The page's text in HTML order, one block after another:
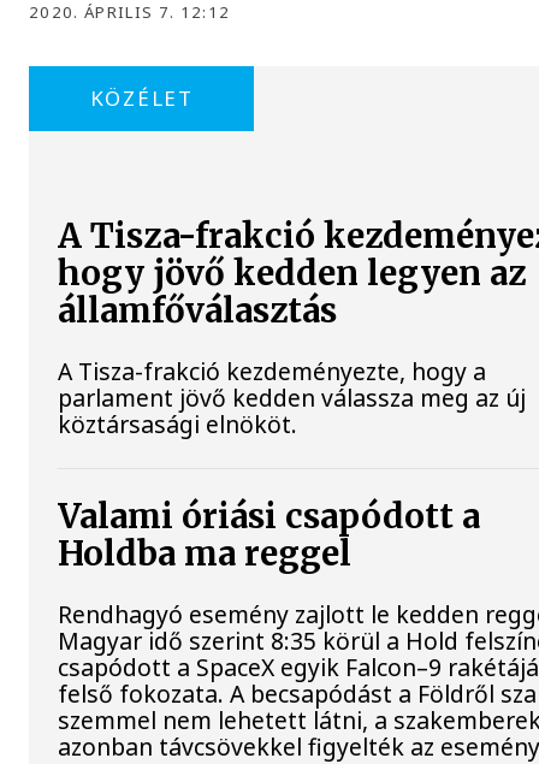
2020. ÁPRILIS 7. 12:12
KÖZÉLET
A Tisza-frakció
hogy jövő kedden legyen az
államfőválasztás
A Tisza-frakció kezdeményezte, hogy a
parlament jövő kedden válassza meg az új
köztársasági elnököt.
Valami óriási csapódott a
Holdba ma reggel
Rendhagyó esemény zajlott le kedden
Magyar idő szerint 8:35 körül a Hold
csapódott a SpaceX egyik Falcon–9
felső fokozata. A becsapódást a Földről
szemmel nem lehetett látni, a
azonban távcsövekkel figyelték az